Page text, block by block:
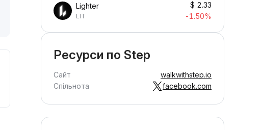
Lighter
LIT
$ 2.33
-1.50%
Ресурси по Step
Сайт
walkwithstep.io
Спільнота
facebook.com